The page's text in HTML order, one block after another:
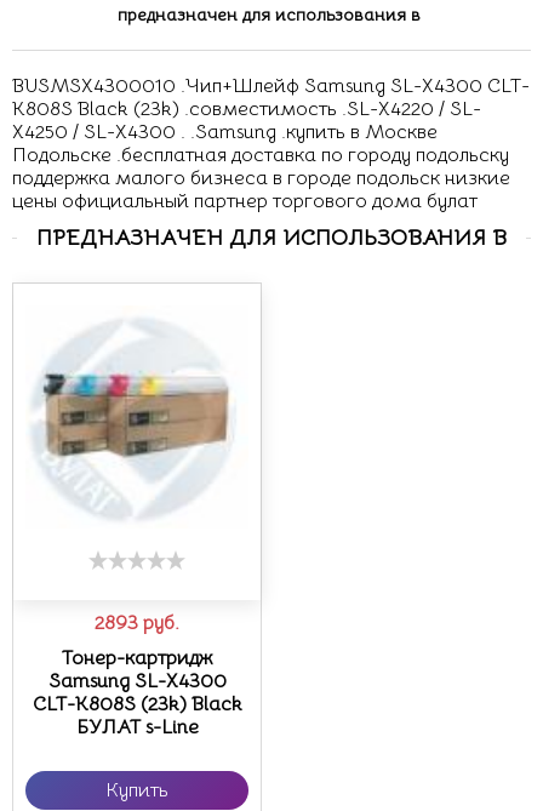
предназначен для использования в
BUSMSX4300010 .Чип+Шлейф Samsung SL-X4300 CLT-
K808S Black (23k) .совместимость .SL-X4220 / SL-
X4250 / SL-X4300 . .Samsung .купить в Москве
Подольске .бесплатная доставка по городу подольску
поддержка малого бизнеса в городе подольск низкие
цены официальный партнер торгового дома булат
ПРЕДНАЗНАЧЕН ДЛЯ ИСПОЛЬЗОВАНИЯ В
2893 руб.
Тонер-картридж
Samsung SL-X4300
CLT-K808S (23k) Black
БУЛАТ s-Line
Купить